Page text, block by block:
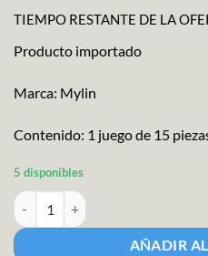
TIEMPO RESTANTE DE LA
Producto importado
Marca: Mylin
Contenido: 1 juego de 15
5 disponibles
Juego de Pinceles cantidad
AÑADIR